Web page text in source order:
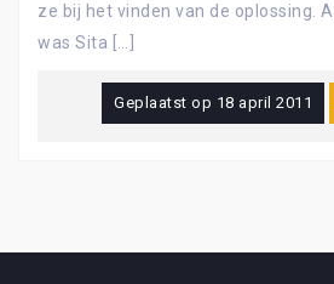
ze bij het vinden van de oplossing.
was Sita […]
Geplaatst op 18 april 2011